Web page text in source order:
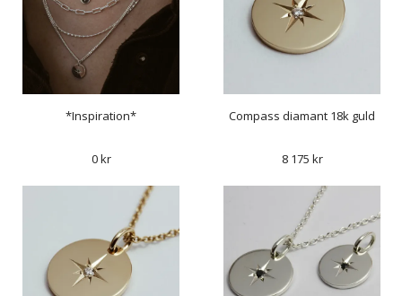
*Inspiration*
0 kr
Compass diamant 18k guld
8 175 kr